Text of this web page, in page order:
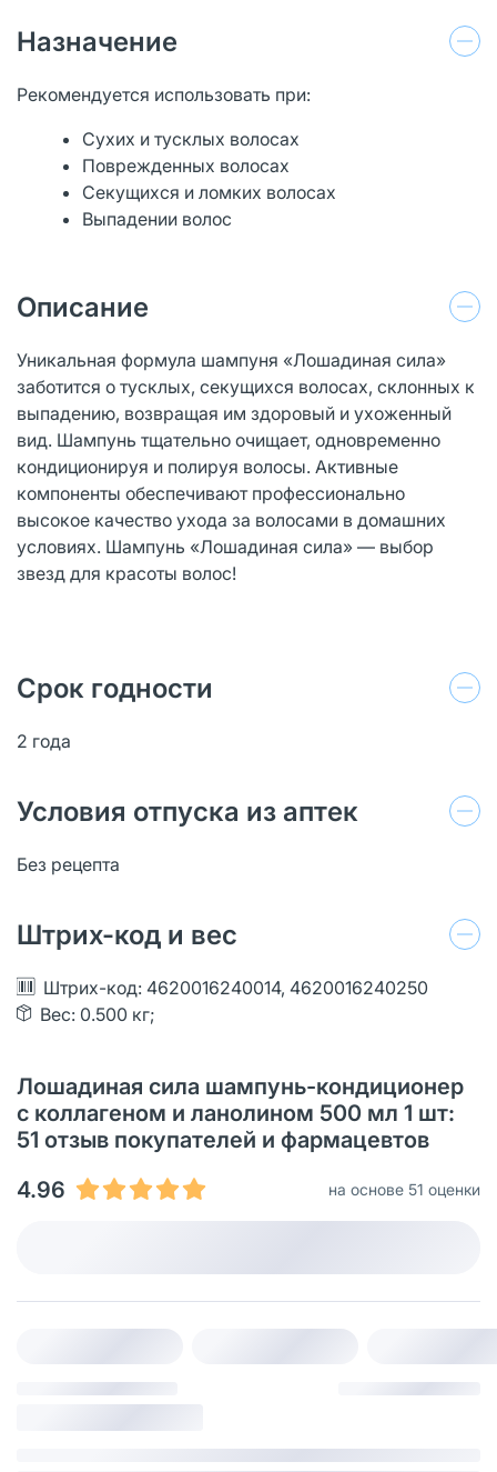
Назначение
Рекомендуется использовать при:
Сухих и тусклых волосах
Поврежденных волосах
Секущихся и ломких волосах
Выпадении волос
Описание
Уникальная формула шампуня «Лошадиная сила»
заботится о тусклых, секущихся волосах, склонных к
выпадению, возвращая им здоровый и ухоженный
вид. Шампунь тщательно очищает, одновременно
кондиционируя и полируя волосы. Активные
компоненты обеспечивают профессионально
высокое качество ухода за волосами в домашних
условиях. Шампунь «Лошадиная сила» — выбор
звезд для красоты волос!
Срок годности
2 года
Условия отпуска из аптек
Без рецепта
Штрих-код и вес
Штрих-код: 4620016240014, 4620016240250
Вес: 0.500 кг;
Лошадиная сила шампунь-кондиционер
с коллагеном и ланолином 500 мл 1 шт:
51 oтзыв покупателей и фармацевтов
4.96
на основе 51 оценки